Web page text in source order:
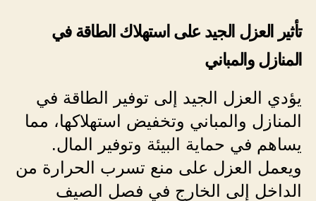
تأثير العزل الجيد على استهلاك الطاقة في
المنازل والمباني
يؤدي العزل الجيد إلى توفير الطاقة في
المنازل والمباني وتخفيض استهلاكها، مما
يساهم في حماية البيئة وتوفير المال.
ويعمل العزل على منع تسرب الحرارة من
الداخل إلى الخارج في فصل الصيف